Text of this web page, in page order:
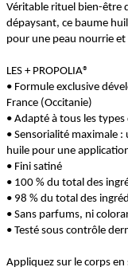
Véritable rituel bien-être
dépaysant, ce baume
pour une peau nourrie et
LES + PROPOLIA®
• Formule exclusive
France (Occitanie)
• Adapté à tous les types
• Sensorialité maximale
huile pour une
• Fini satiné
• 100 % du total des
• 98 % du total des
• Sans parfums, ni
• Testé sous contrôle
Appliquez sur le corps